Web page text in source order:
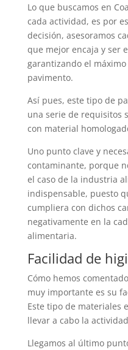
Lo que buscamos en
cada actividad, es por
decisión, asesoramos
que mejor encaja y ser
garantizando el
pavimento.
Así pues, este tipo de
una serie de requisitos
con material
Uno punto clave y
contaminante, porque
el caso de la industria
indispensable, puesto
cumpliera con dichos
negativamente en la
alimentaria.
Facilidad de
Cómo hemos
muy importante es su
Este tipo de materiales
llevar a cabo la
Llegamos al último